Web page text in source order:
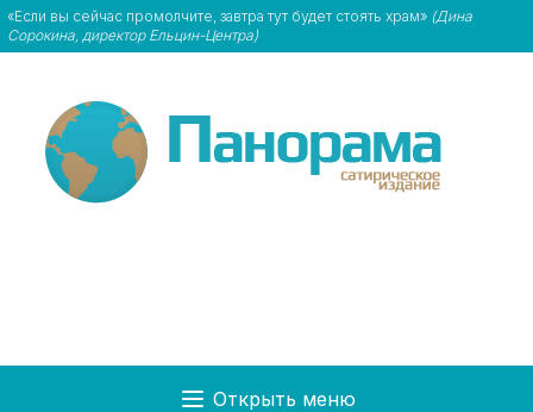
«Если вы сейчас промолчите, завтра тут будет стоять храм» (Дина
Сорокина, директор Ельцин-Центра)
Открыть меню